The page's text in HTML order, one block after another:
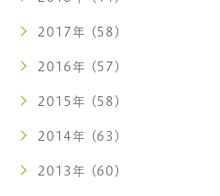
2017年 (58)
2016年 (57)
2015年 (58)
2014年 (63)
2013年 (60)